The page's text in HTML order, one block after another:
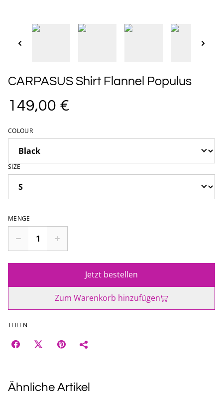
CARPASUS Shirt Flannel Populus
149,00 €
COLOUR
SIZE
MENGE
Jetzt bestellen
Zum Warenkorb hinzufügen
TEILEN
Ähnliche Artikel